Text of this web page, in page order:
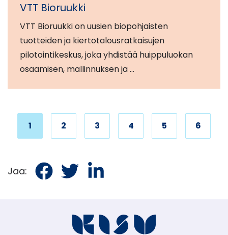
VTT Bioruukki
VTT Bioruukki on uusien biopohjaisten
tuotteiden ja kiertotalousratkaisujen
pilotointikeskus, joka yhdistää huippuluokan
osaamisen, mallinnuksen ja …
1 2 3 4 5 6
Jaa:
Jaa
Facebookissa
Jaa
Jaa